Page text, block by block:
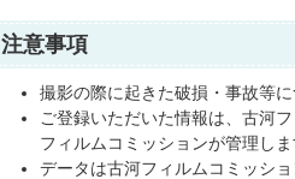
注意事項
撮影の際に起きた破損・事故等
ご登録いただいた情報は、古河
フィルムコミッションが管理しま
データは古河フィルムコミッシ